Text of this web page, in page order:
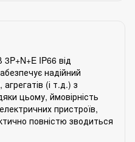
IP66 від
надійний
(і т.д.) з
цьому, ймовірність
пристроїв,
повністю зводиться